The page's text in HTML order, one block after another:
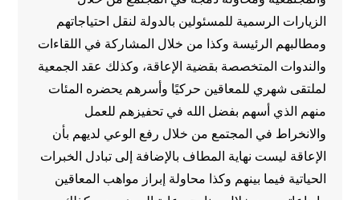
الزيارات الرسمية للمسئولين بالدولة لنقل احتياجاتهم
ومطالبهم الرئيسة وكذا من خلال المشاركة في اللقاءات
والندوات المتخصصة بقضية الإعاقة، وكذلك عقد الجمعية
لملتقى شهري للمعاقين حركيًا وأسرهم يحضره المئات
منهم الذي أسهم بفضل الله في تحفيزهم للعمل
والانخراط في المجتمع من خلال رفع الوعي لديهم بأن
الإعاقة ليست نهاية المطاف بالإضافة إلى تبادل الخبرات
الحياتية فيما بينهم وكذا محاولة إبراز مواهب المعاقين